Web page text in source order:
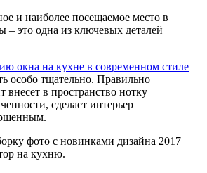
и наиболее посещаемое место в
– это одна из ключевых деталей
окна на кухне в современном стиле
особо тщательно. Правильно
внесет в пространство нотку
сделает интерьер
фото с новинками дизайна 2017
на кухню.